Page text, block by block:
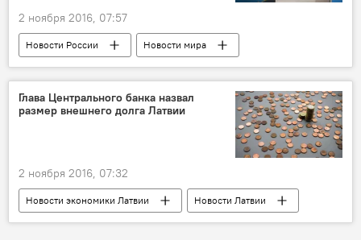
2 ноября 2016, 07:57
Новости России
Новости мира
Россия
Мария Захарова
Эндрю Паркер
MI5
Глава Центрального банка назвал
размер внешнего долга Латвии
2 ноября 2016, 07:32
Новости экономики Латвии
Новости Латвии
Латвия
Банк Латвии